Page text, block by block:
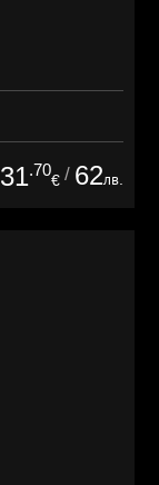
31.70
€ / 62лв.